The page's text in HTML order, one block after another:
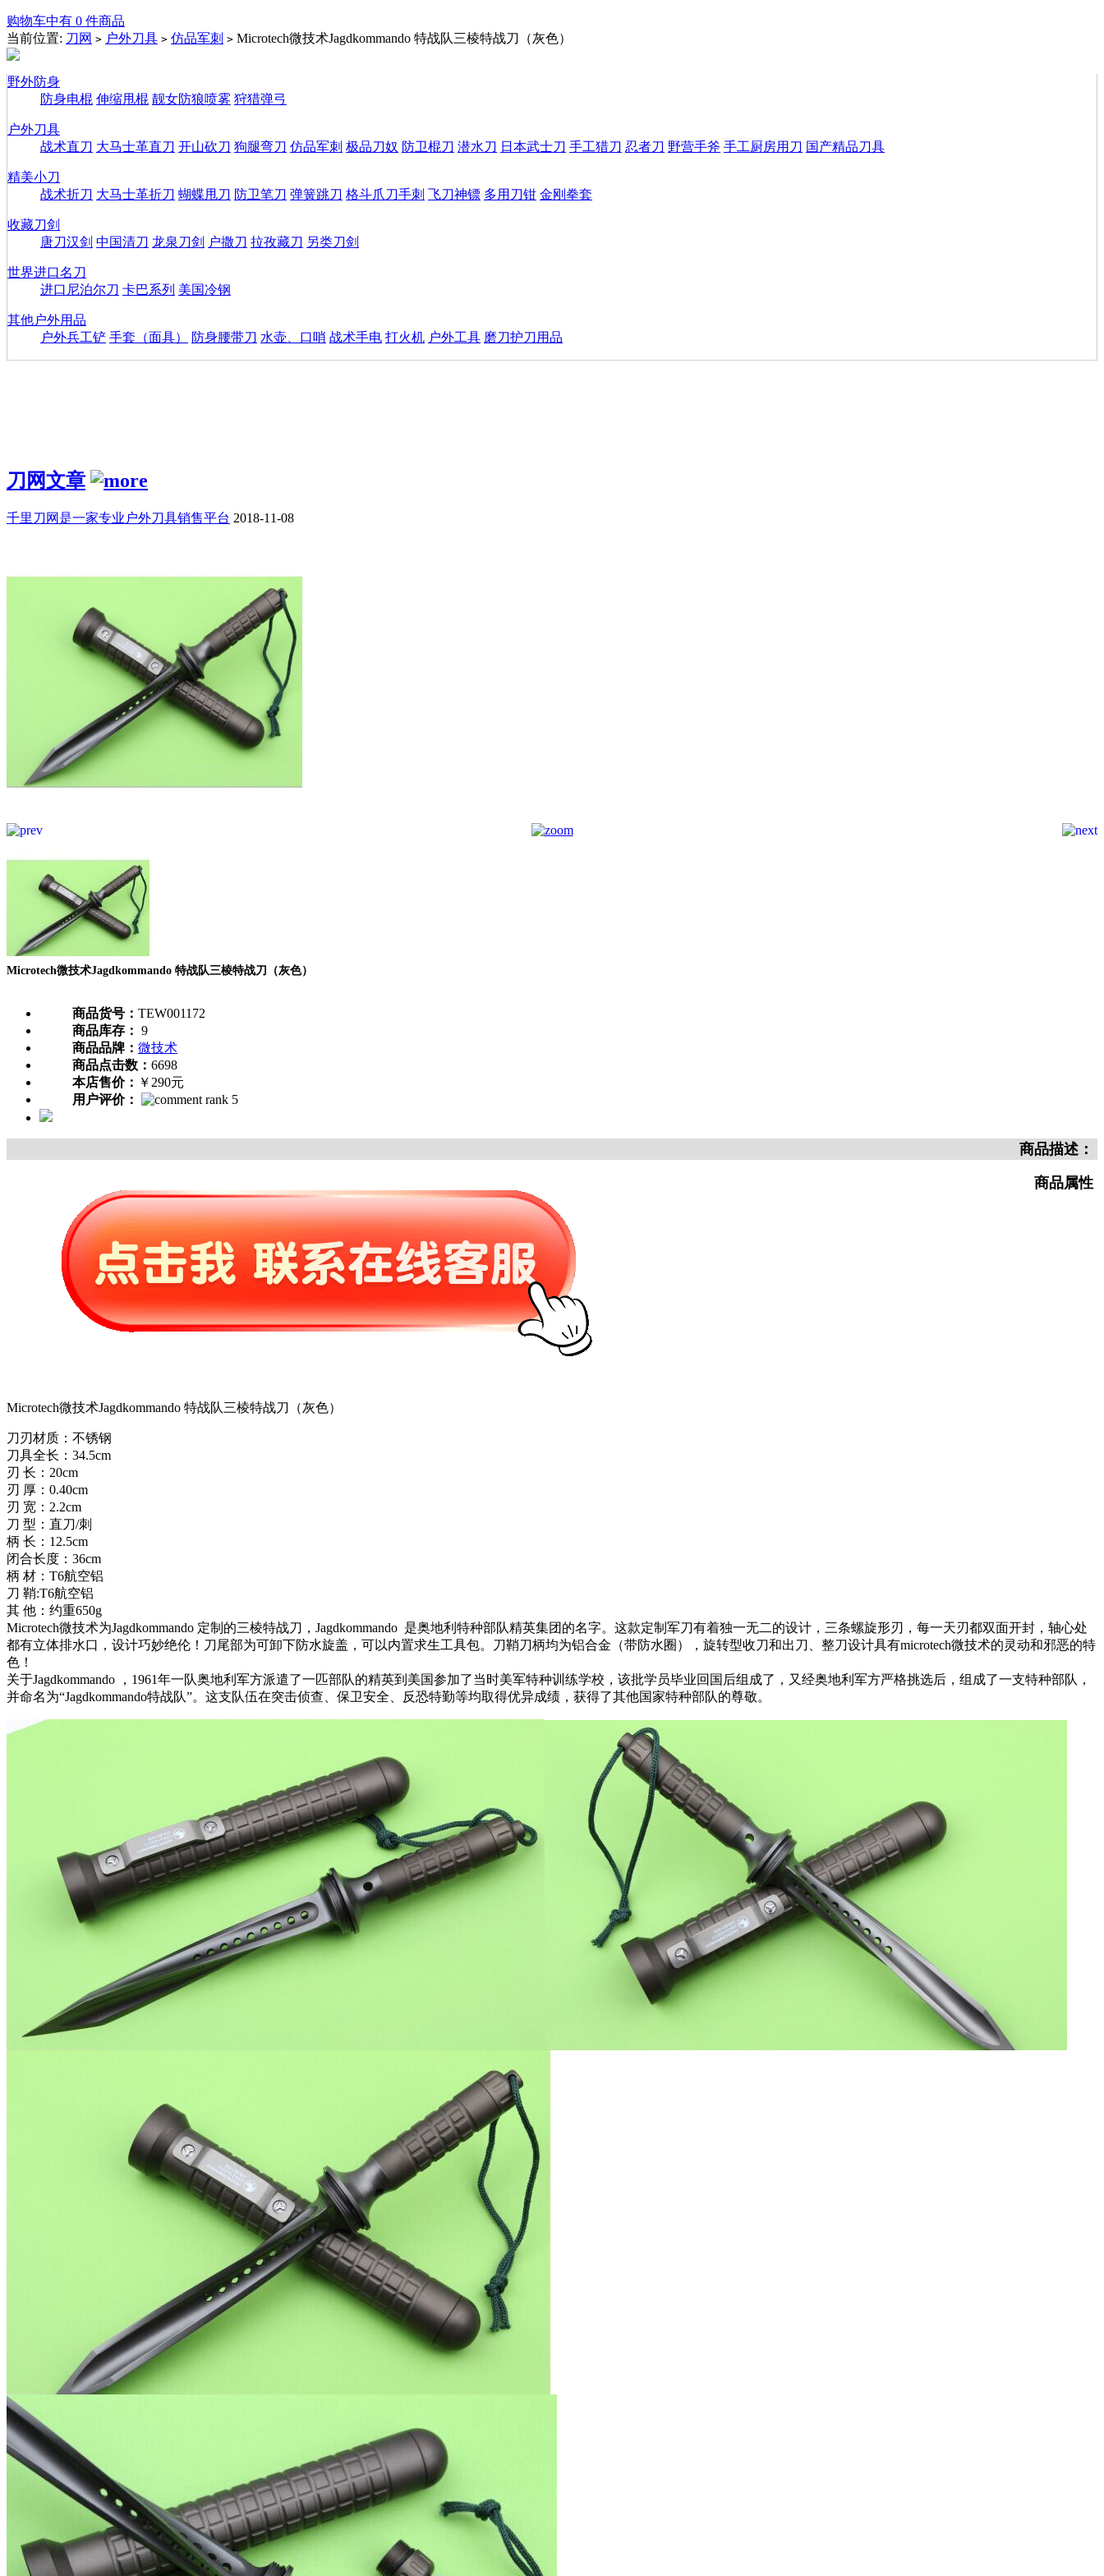
购物车中有 0 件商品
当前位置: 刀网 > 户外刀具 > 仿品军刺 > Microtech微技术Jagdkommando 特战队三棱特战刀（灰色）
野外防身
防身电棍 伸缩甩棍 靓女防狼喷雾 狩猎弹弓
户外刀具
战术直刀 大马士革直刀 开山砍刀 狗腿弯刀 仿品军刺 极品刀奴 防卫棍刀 潜水刀 日本武士刀 手工猎刀 忍者刀 野营手斧 手工厨房用刀 国产精品刀具
精美小刀
战术折刀 大马士革折刀 蝴蝶甩刀 防卫笔刀 弹簧跳刀 格斗爪刀手刺 飞刀神镖 多用刀钳 金刚拳套
收藏刀剑
唐刀汉剑 中国清刀 龙泉刀剑 户撒刀 拉孜藏刀 另类刀剑
世界进口名刀
进口尼泊尔刀 卡巴系列 美国冷钢
其他户外用品
户外兵工铲 手套（面具） 防身腰带刀 水壶、口哨 战术手电 打火机 户外工具 磨刀护刀用品
刀网文章
千里刀网是一家专业户外刀具销售平台 2018-11-08
Microtech微技术Jagdkommando 特战队三棱特战刀（灰色）
商品货号： TEW001172
商品库存： 9
商品品牌： 微技术
商品点击数： 6698
本店售价： ￥290元
用户评价：
商品描述：
商品属性
Microtech微技术Jagdkommando 特战队三棱特战刀（灰色）
刀刃材质：不锈钢
刀具全长：34.5cm
刃 长：20cm
刃 厚：0.40cm
刃 宽：2.2cm
刀 型：直刀/刺
柄 长：12.5cm
闭合长度：36cm
柄 材：T6航空铝
刀 鞘:T6航空铝
其 他：约重650g
Microtech微技术为Jagdkommando 定制的三棱特战刀，Jagdkommando 是奥地利特种部队精英集团的名字。这款定制军刀有着独一无二的设计，三条螺旋形刃，每一天刃都双面开封，轴心处
都有立体排水口，设计巧妙绝伦！刀尾部为可卸下防水旋盖，可以内置求生工具包。刀鞘刀柄均为铝合金（带防水圈），旋转型收刀和出刀、整刀设计具有microtech微技术的灵动和邪恶的特
色！
关于Jagdkommando ，1961年一队奥地利军方派遣了一匹部队的精英到美国参加了当时美军特种训练学校，该批学员毕业回国后组成了，又经奥地利军方严格挑选后，组成了一支特种部队，
并命名为“Jagdkommando特战队”。这支队伍在突击侦查、保卫安全、反恐特勤等均取得优异成绩，获得了其他国家特种部队的尊敬。